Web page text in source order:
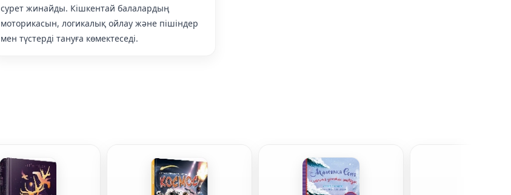
сурет жинайды. Кішкентай балалардың
моторикасын, логикалық ойлау және пішіндер
мен түстерді тануға көмектеседі.